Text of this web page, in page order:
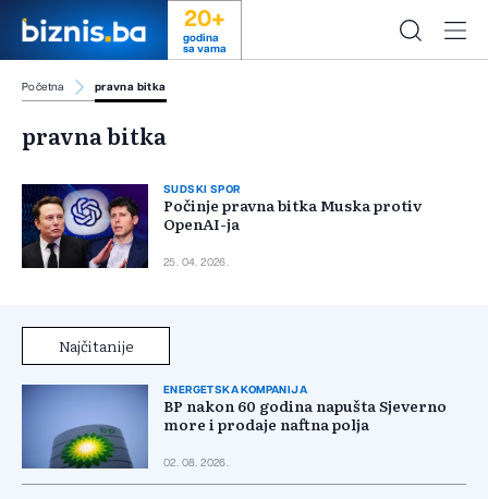
20+
godina
sa vama
Početna pravna bitka
pravna bitka
SUDSKI SPOR
Počinje pravna bitka Muska protiv
OpenAI-ja
25. 04. 2026.
Najčitanije
ENERGETSKA KOMPANIJA
BP nakon 60 godina napušta Sjeverno
more i prodaje naftna polja
02. 08. 2026.